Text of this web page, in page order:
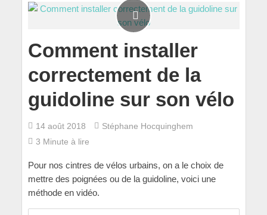
Comment installer
correctement de la
guidoline sur son vélo
14 août 2018
Stéphane Hocquinghem
3 Minute à lire
Pour nos cintres de vélos urbains, on a le choix de
mettre des poignées ou de la guidoline, voici une
méthode en vidéo.